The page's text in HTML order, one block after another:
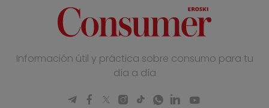
Información útil y práctica sobre consumo para tu
día a día